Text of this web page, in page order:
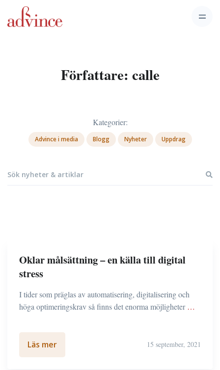
Författare: calle
Kategorier:
Advince i media Blogg Nyheter Uppdrag
Oklar målsättning – en källa till digital
stress
I tider som präglas av automatisering, digitalisering och
höga optimeringskrav så finns det enorma möjligheter…
Läs mer 15 september, 2021